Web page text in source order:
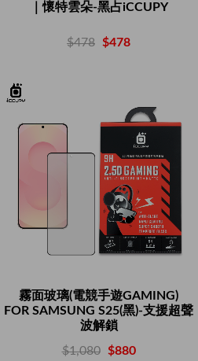
｜懷特雲朵-黑占iCCUPY
$478 $478
霧面玻璃(電競手遊GAMING)
FOR SAMSUNG S25(黑)-支援超聲
波解鎖
$1,080 $880